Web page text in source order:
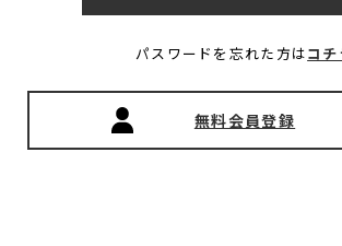
パスワードを忘れた方はコチ
無料会員登録